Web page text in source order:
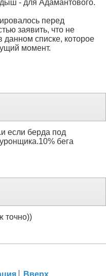
- для Адамантового.
перед
заявить, что не
данном списке, которое
момент.
если берда под
бега
точно))
Вверх